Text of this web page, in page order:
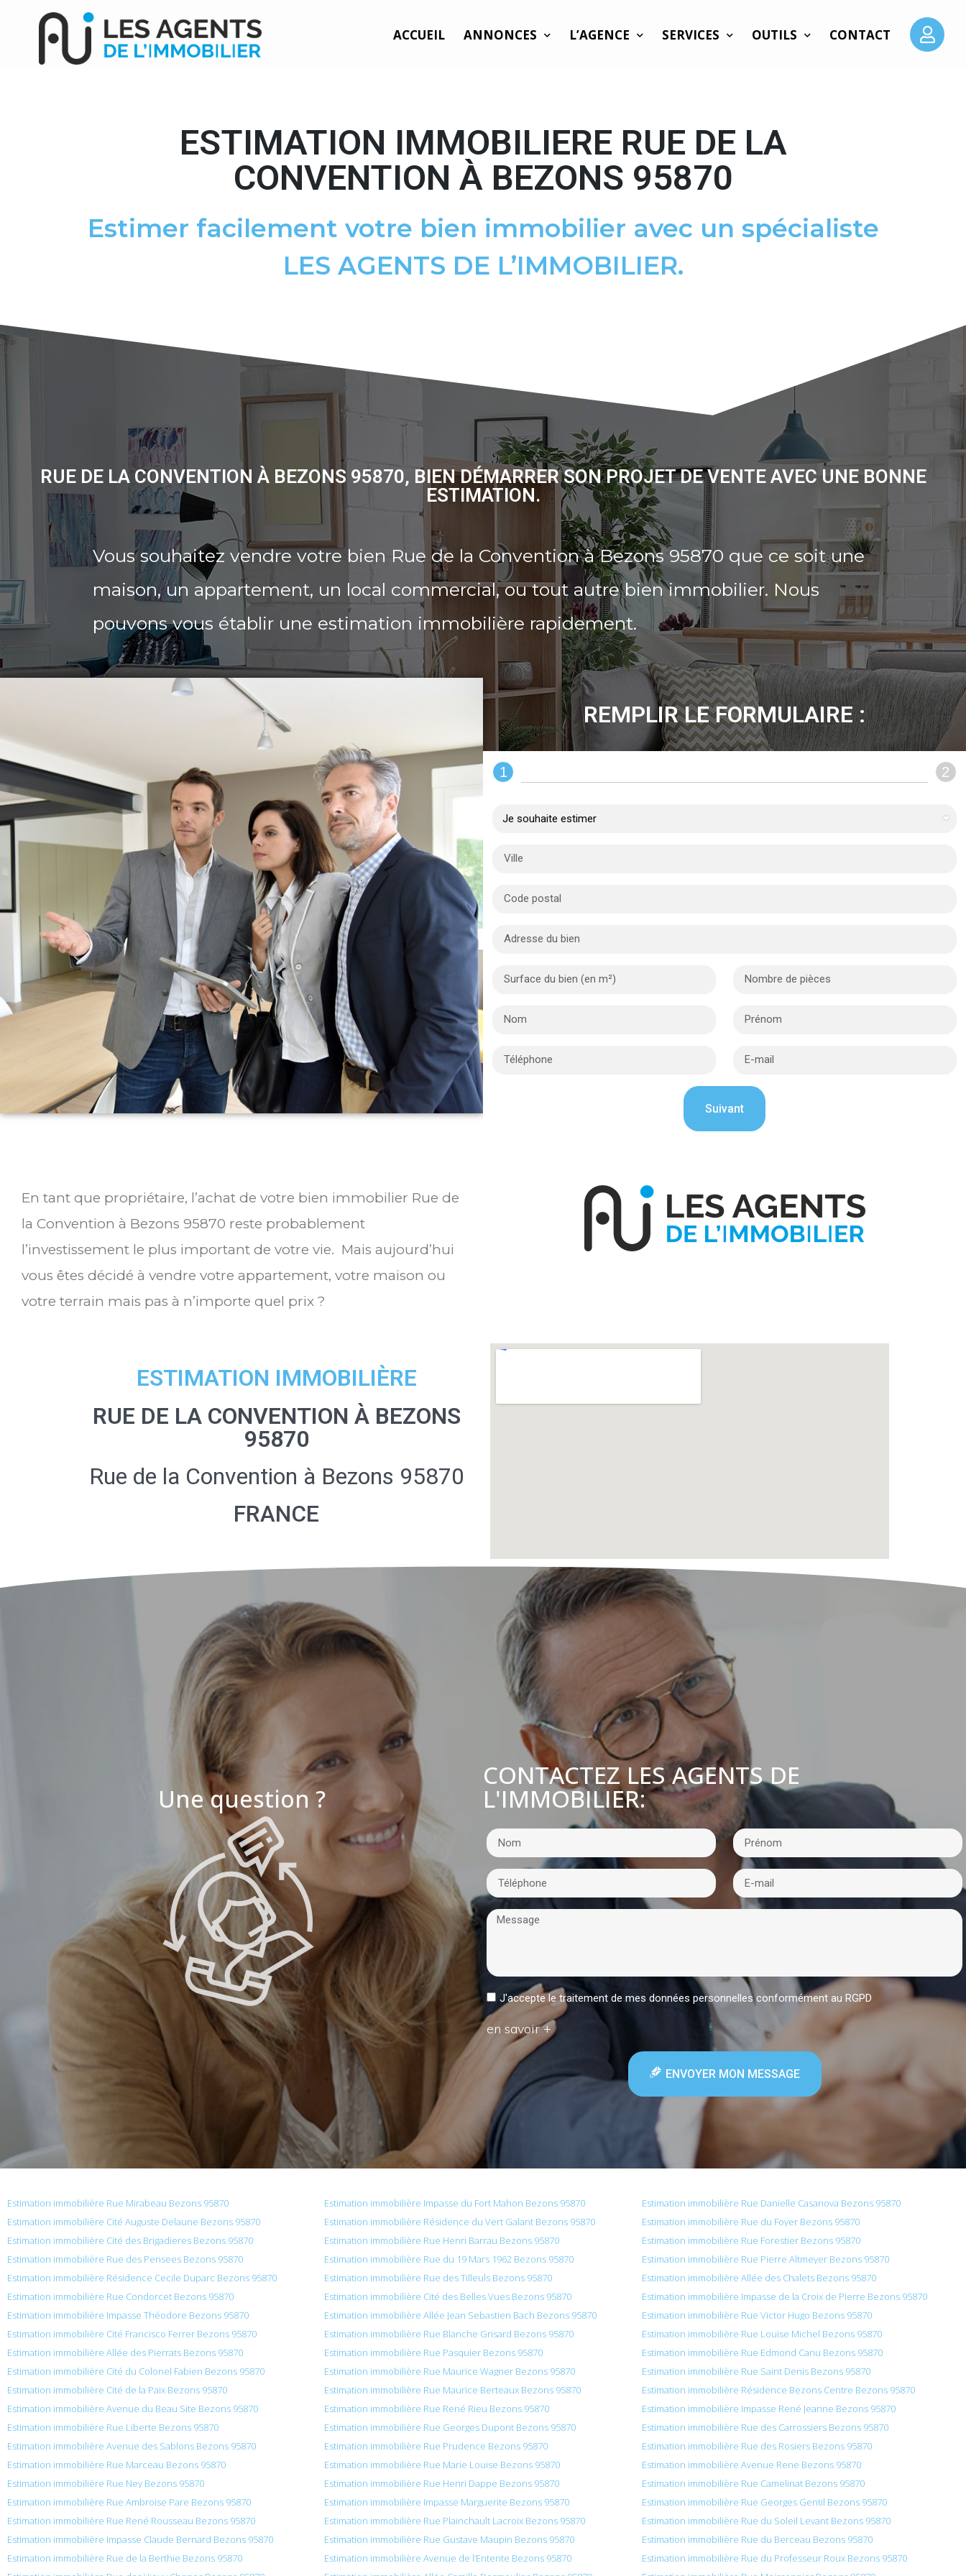
ACCUEIL ANNONCES L’AGENCE SERVICES OUTILS CONTACT
ESTIMATION IMMOBILIERE RUE DE LA
CONVENTION À BEZONS 95870
Estimer facilement votre bien immobilier avec un spécialiste
LES AGENTS DE L’IMMOBILIER.
RUE DE LA CONVENTION À BEZONS 95870, BIEN DÉMARRER SON PROJET DE VENTE AVEC UNE BONNE
ESTIMATION.
Vous souhaitez vendre votre bien Rue de la Convention à Bezons 95870 que ce soit une
maison, un appartement, un local commercial, ou tout autre bien immobilier. Nous
pouvons vous établir une estimation immobilière rapidement.
REMPLIR LE FORMULAIRE :
1 2
En tant que propriétaire, l’achat de votre bien immobilier Rue de
la Convention à Bezons 95870 reste probablement
l’investissement le plus important de votre vie. Mais aujourd’hui
vous êtes décidé à vendre votre appartement, votre maison ou
votre terrain mais pas à n’importe quel prix ?
ESTIMATION IMMOBILIÈRE
RUE DE LA CONVENTION À BEZONS
95870
Rue de la Convention à Bezons 95870
FRANCE
Une question ?
CONTACTEZ LES AGENTS DE
L'IMMOBILIER:
J'accepte le traitement de mes données personnelles conformément au RGPD
en savoir +
ENVOYER MON MESSAGE
Estimation immobilière Rue Mirabeau Bezons 95870 Estimation immobilière Impasse du Fort Mahon Bezons 95870
Estimation immobilière Rue Danielle Casanova Bezons 95870
Estimation immobilière Cité Auguste Delaune Bezons 95870
Estimation immobilière Résidence du Vert Galant Bezons 95870
Estimation immobilière Rue du Foyer Bezons 95870
Estimation immobilière Cité des Brigadieres Bezons 95870
Estimation immobilière Rue Henri Barrau Bezons 95870
Estimation immobilière Rue Forestier Bezons 95870
Estimation immobilière Rue des Pensees Bezons 95870
Estimation immobilière Rue du 19 Mars 1962 Bezons 95870
Estimation immobilière Rue Pierre Altmeyer Bezons 95870
Estimation immobilière Résidence Cecile Duparc Bezons 95870
Estimation immobilière Rue des Tilleuls Bezons 95870
Estimation immobilière Allée des Chalets Bezons 95870
Estimation immobilière Rue Condorcet Bezons 95870
Estimation immobilière Cité des Belles Vues Bezons 95870
Estimation immobilière Impasse de la Croix de Pierre Bezons 95870
Estimation immobilière Impasse Théodore Bezons 95870
Estimation immobilière Allée Jean Sebastien Bach Bezons 95870
Estimation immobilière Rue Victor Hugo Bezons 95870
Estimation immobilière Cité Francisco Ferrer Bezons 95870
Estimation immobilière Rue Blanche Grisard Bezons 95870
Estimation immobilière Rue Louise Michel Bezons 95870
Estimation immobilière Allée des Pierrats Bezons 95870
Estimation immobilière Rue Pasquier Bezons 95870
Estimation immobilière Rue Edmond Canu Bezons 95870
Estimation immobilière Cité du Colonel Fabien Bezons 95870
Estimation immobilière Rue Maurice Wagner Bezons 95870
Estimation immobilière Rue Saint Denis Bezons 95870
Estimation immobilière Cité de la Paix Bezons 95870
Estimation immobilière Rue Maurice Berteaux Bezons 95870
Estimation immobilière Résidence Bezons Centre Bezons 95870
Estimation immobilière Avenue du Beau Site Bezons 95870
Estimation immobilière Rue René Rieu Bezons 95870
Estimation immobilière Impasse René Jeanne Bezons 95870
Estimation immobilière Rue Liberte Bezons 95870
Estimation immobilière Rue Georges Dupont Bezons 95870
Estimation immobilière Rue des Carrossiers Bezons 95870
Estimation immobilière Avenue des Sablons Bezons 95870
Estimation immobilière Rue Prudence Bezons 95870
Estimation immobilière Rue des Rosiers Bezons 95870
Estimation immobilière Rue Marceau Bezons 95870
Estimation immobilière Rue Marie Louise Bezons 95870
Estimation immobilière Avenue Rene Bezons 95870
Estimation immobilière Rue Ney Bezons 95870
Estimation immobilière Rue Henri Dappe Bezons 95870
Estimation immobilière Rue Camelinat Bezons 95870
Estimation immobilière Rue Ambroise Pare Bezons 95870
Estimation immobilière Impasse Marguerite Bezons 95870
Estimation immobilière Rue Georges Gentil Bezons 95870
Estimation immobilière Rue René Rousseau Bezons 95870
Estimation immobilière Rue Plainchault Lacroix Bezons 95870
Estimation immobilière Rue du Soleil Levant Bezons 95870
Estimation immobilière Impasse Claude Bernard Bezons 95870
Estimation immobilière Rue Gustave Maupin Bezons 95870
Estimation immobilière Rue du Berceau Bezons 95870
Estimation immobilière Rue de la Berthie Bezons 95870
Estimation immobilière Avenue de l’Entente Bezons 95870
Estimation immobilière Rue du Professeur Roux Bezons 95870